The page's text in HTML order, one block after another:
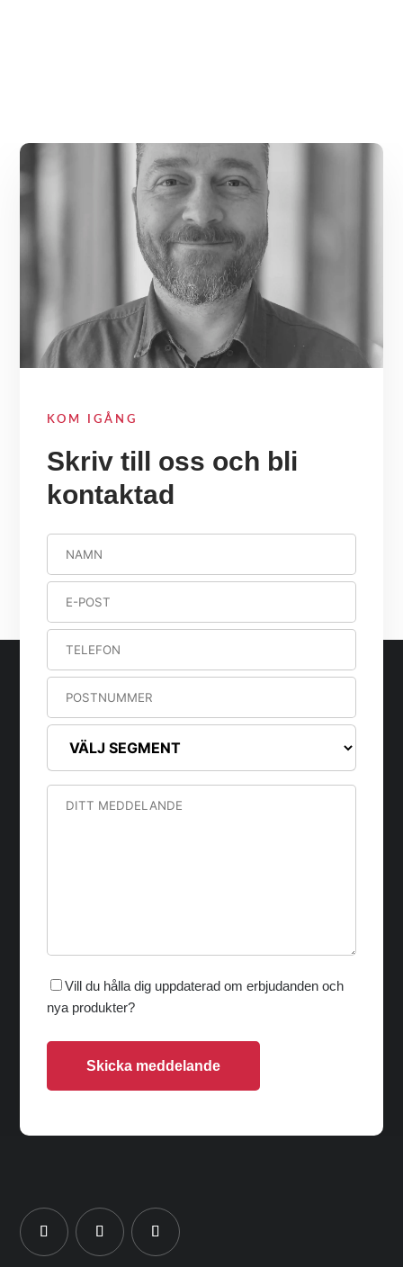
KOM IGÅNG
Skriv till oss och bli
kontaktad
Vill du hålla dig uppdaterad om erbjudanden och
nya produkter?
Skicka meddelande